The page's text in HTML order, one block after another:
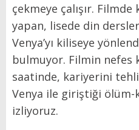
çekmeye çalışır.
yapan, lisede din
Venya’yı kiliseye
bulmuyor. Filmin nefes
saatinde, kariyerini
Venya ile giriştiği ölüm-
izliyoruz.